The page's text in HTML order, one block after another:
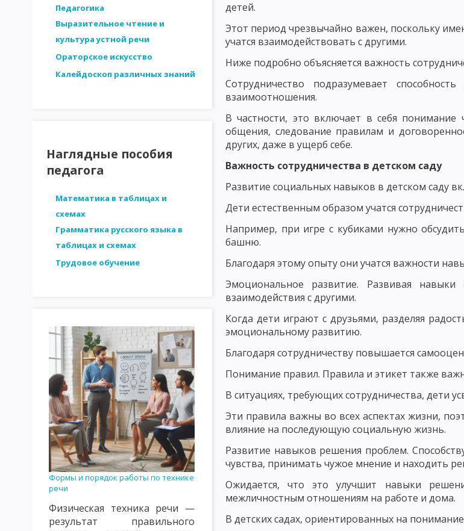
СТРУКТУРА ЛИЧНОСТИ - ПЛАТОНОВ. ОСНОВНЫЕ ЗАКОНОМЕРНОСТИ РАЗВИТИЯ ЛИЧНОСТИ
ДВИЖУЩИЕ СИЛЫ РАЗВИТИЯ ЛИЧНОСТИ. ВОЗРАСТНАЯ ПЕРИОДИЗАЦИЯ РАЗВИТИЯ ЛИЧНОСТИ И ЕЕ КРИТЕРИИ
МЕТОДИКА ИССЛЕДОВАНИЯ ПЕДАГОГИЧЕСКИХ ПРОБЛЕМ
СТРУКТУРА ИССЛЕДОВАНИЯ В ПЕДАГОГИКЕ. ЭТАПЫ ПЕДАГОГИЧЕСКОГО ИССЛЕДОВАНИЯ ВЫБОР
АНАЛИЗ ОБОСНОВАННОСТИ СОДЕРЖАНИЯ
ВЫДЕЛЕНИЕ И ОПРЕДЕЛЕНИЕ ПЕРЕМЕННЫХ ПРИ ПЕДАГОГИЧЕСКИХ ИССЛЕДОВАНИЯХ ОПРЕДЕЛЕНИЕ
ФОРМУЛИРОВКА ГИПОТЕЗ ПЕДАГОГИЧЕСКИХ ИССЛЕДОВАНИЙ ЭТАПЫ ПЕДАГОГИЧЕСКОГО ИССЛЕДОВАНИЯ
МЕТОДЫ ПЕДАГОГИЧЕСКОГО ИССЛЕДОВАНИЯ: НАБЛЮДЕНИЕ МЕТОДЫ ПЕДАГОГИЧЕСКОГО ИССЛЕДОВАНИЯ:
МЕТОДЫ ПЕДАГОГИЧЕСКОГО ИССЛЕДОВАНИЯ: МЕТОД ВОПРОСОВ – БЕСЕДА
МЕТОДЫ ПЕДАГОГИЧЕСКОГО ИССЛЕДОВАНИЯ: ТЕСТИРОВАНИЕ
НАЗНАЧЕНИЕ И ЗАДАЧИ ПЕДАГОГИЧЕСКОГО ПРОЦЕССА ОСНОВНЫЕ КОМПОНЕНТЫ ПЕДАГОГИЧЕСКОГО
ЗАКОНОМЕРНОСТИ ПЕДАГОГИЧЕСКОГО ПРОЦЕССА. ЗАКОНОМЕРНОСТИ ФОРМИРОВАНИЯ ЛИЧНОСТИ
ОСНОВНЫЕ НАПРАВЛЕНИЯ СОВЕРШЕНСТВОВАНИЯ ПЕДАГОГИЧЕСКОГО ПРОЦЕССА СОДЕРЖАНИЕ
ВИДЫ ПЕДАГОГИЧЕСКОЙ ДЕЯТЕЛЬНОСТИ
ПЕДАГОГИЧЕСКАЯ КУЛЬТУРА И ЕЕ СОСТАВЛЯЮЩИЕ
ПЕДАГОГИЧЕСКАЯ ТЕХНИКА: МИМИКА И ПАНТОМИМИКА ПЕДАГОГИЧЕСКАЯ ТЕХНИКА: РЕЧЬ ПЕДАГОГА, УМЕНИЕ
ОСНОВНЫЕ ТРЕБОВАНИЯ К УЧИТЕЛЮ: ПЕДАГОГИЧЕСКИЕ СПОСОБНОСТИ ОСНОВНЫЕ ТРЕБОВАНИЯ К
ФУНКЦИИ ПЕДАГОГИЧЕСКОГО ОБЩЕНИЯ. СТРУКТУРА ПРОФЕССИОНАЛЬНО-ПЕДАГОГИЧЕСКОГО ОБЩЕНИЯ
ПЕДАГОГИЧЕСКИЙ ТАКТ, ЕГО ПРИЗНАКИ И СОСТАВЛЯЮЩИЕ ПЕДАГОГИЧЕСКОЕ ТВОРЧЕСТВО
ПЕДАГОГИЧЕСКАЯ НАПРАВЛЕННОСТЬ УЧИТЕЛЯ КРИТЕРИИ ПЕДАГОГИЧЕСКОГО МАСТЕРСТВА ИСТОРИЯ
ТЕОРИЯ ФОРМАЛЬНОГО ОБРАЗОВАНИЯ ГЕРБАРТА, СПЕНСЕРА. ПЕДАГОГИЧЕСКАЯ СИСТЕМА УШИНСКОГО
Педагогика
Выразительное чтение и
культура устной речи
Ораторское искусство
Калейдоскоп различных знаний
Наглядные пособия
педагога
Математика в таблицах и
схемах
Грамматика русского языка в
таблицах и схемах
Трудовое обучение
Формы и порядок работы по технике
речи
Физическая техника речи —
результат правильного
детей.
Этот период чрезвычайно важен, поскольку
учатся взаимодействовать с другими.
Ниже подробно объясняется важность
Сотрудничество подразумевает
взаимоотношения.
В частности, это включает в себя
общения, следование правилам и
других, даже в ущерб себе.
Важность сотрудничества в детском саду
Развитие социальных навыков в детском саду
Дети естественным образом учатся
Например, при игре с кубиками нужно
башню.
Благодаря этому опыту они учатся важности
Эмоциональное развитие. Развивая навыки
взаимодействия с другими.
Когда дети играют с друзьями, разделяя
эмоциональному развитию.
Благодаря сотрудничеству повышается
Понимание правил. Правила и этикет также
В ситуациях, требующих сотрудничества, дети
Эти правила важны во всех аспектах жизни,
влияние на последующую социальную жизнь.
Развитие навыков решения проблем.
чувства, принимать чужое мнение и находить
Ожидается, что это улучшит навыки
межличностным отношениям на работе и дома.
В детских садах, ориентированных на